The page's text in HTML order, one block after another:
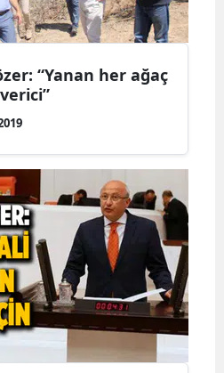
“Yanan her ağaç